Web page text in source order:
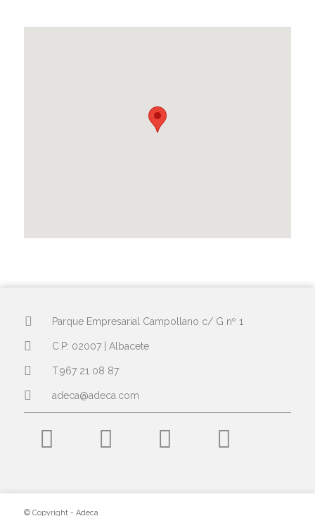
Parque Empresarial Campollano c/ G nº 1
C.P: 02007 | Albacete
T.967 21 08 87
adeca@adeca.com
© Copyright - Adeca